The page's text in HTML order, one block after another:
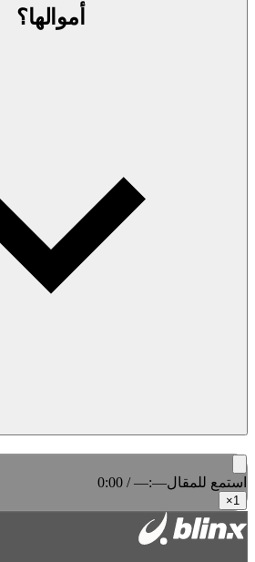
أموالها؟
استمع للمقال0:00 / —:—
1
×